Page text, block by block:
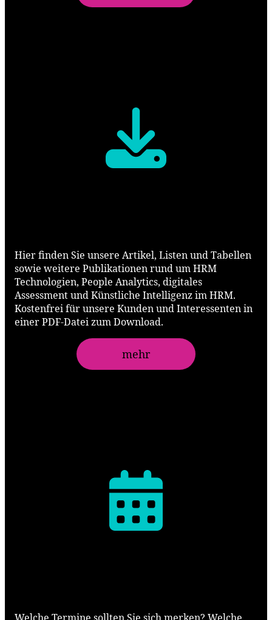
Hier finden Sie unsere Artikel, Listen und Tabellen
sowie weitere Publikationen rund um HRM
Technologien, People Analytics, digitales
Assessment und Künstliche Intelligenz im HRM.
Kostenfrei für unsere Kunden und Interessenten in
einer PDF-Datei zum Download.
mehr